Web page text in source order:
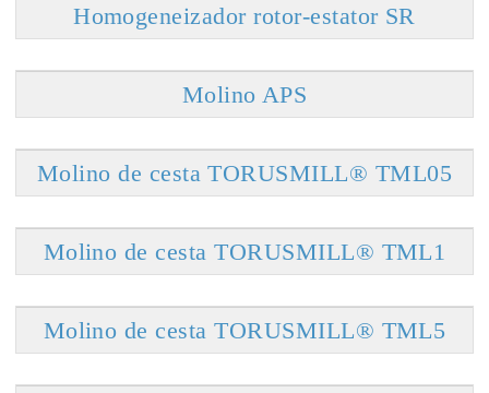
Homogeneizador rotor-estator SR
Molino APS
Molino de cesta TORUSMILL® TML05
Molino de cesta TORUSMILL® TML1
Molino de cesta TORUSMILL® TML5